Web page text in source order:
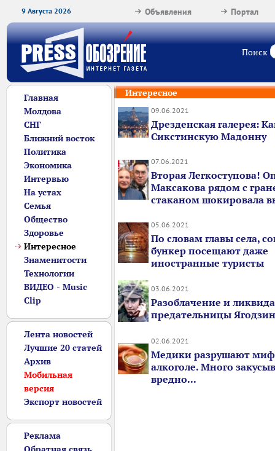
9 Августа 2026 Портал
Объявления
Поиск
Главная
Молдова
СНГ
Ближний восток
Политика
Экономика
Интервью
На устах
Семья
Общество
Здоровье
Интересное
Знаменитости
Технологии
ВИДЕО - Music
Clip
Лента новостей
Лучшие 20 статей
Архив
Мобильная
версия
Экспорт новостей
Реклама
Интересное
09.06.2021
Дрезденская галерея:
Сикстинскую Мадонну
07.06.2021
Вторая Легкоступова!
Максакова рядом с
стаканом шокировала
05.06.2021
По словам главы села,
бункер посещают даже
иностранные туристы
03.06.2021
Разоблачение и
предательницы
02.06.2021
Медики разрушают
алкоголе. Много
вредно...